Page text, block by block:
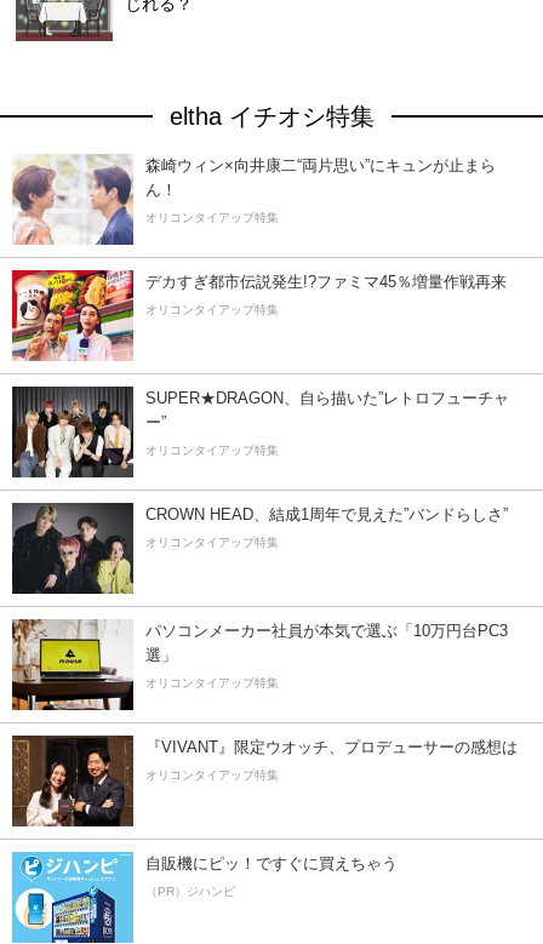
eltha イチオシ特集
森崎ウィン×向井康二“両片思い”にキュンが止まら
ん！
オリコンタイアップ特集
デカすぎ都市伝説発生!?ファミマ45％増量作戦再来
オリコンタイアップ特集
SUPER★DRAGON、自ら描いた”レトロフューチャ
ー”
オリコンタイアップ特集
CROWN HEAD、結成1周年で見えた”バンドらしさ”
オリコンタイアップ特集
パソコンメーカー社員が本気で選ぶ「10万円台PC3
選」
オリコンタイアップ特集
『VIVANT』限定ウオッチ、プロデューサーの感想は
オリコンタイアップ特集
自販機にピッ！ですぐに買えちゃう
（PR）ジハンピ